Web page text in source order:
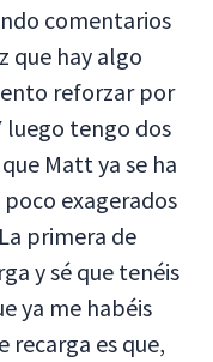
comentarios
que hay algo
reforzar por
tengo dos
Matt ya se ha
exagerados
primera de
y sé que tenéis
ya me habéis
recarga es que,